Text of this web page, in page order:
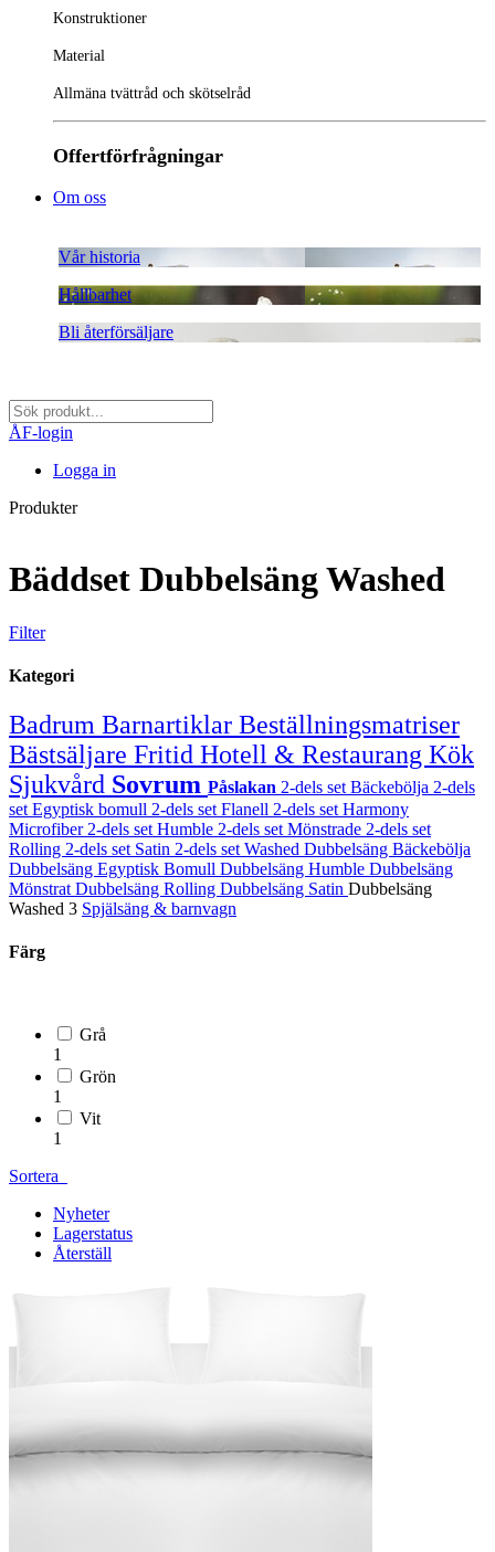
Konstruktioner
Material
Allmäna tvättråd och skötselråd
Offertförfrågningar
Om oss
Vår historia
Hållbarhet
Bli återförsäljare
ÅF-login
Logga in
Produkter
Bäddset Dubbelsäng Washed
Filter
Kategori
Badrum Barnartiklar Beställningsmatriser
Bästsäljare Fritid Hotell & Restaurang Kök
Sjukvård Sovrum Påslakan 2-dels set Bäckebölja 2-dels
set Egyptisk bomull 2-dels set Flanell 2-dels set Harmony
Microfiber 2-dels set Humble 2-dels set Mönstrade 2-dels set
Rolling 2-dels set Satin 2-dels set Washed Dubbelsäng Bäckebölja
Dubbelsäng Egyptisk Bomull Dubbelsäng Humble Dubbelsäng
Mönstrat Dubbelsäng Rolling Dubbelsäng Satin Dubbelsäng
Washed 3 Spjälsäng & barnvagn
Färg
Grå
1
Grön
1
Vit
1
Sortera
Nyheter
Lagerstatus
Återställ